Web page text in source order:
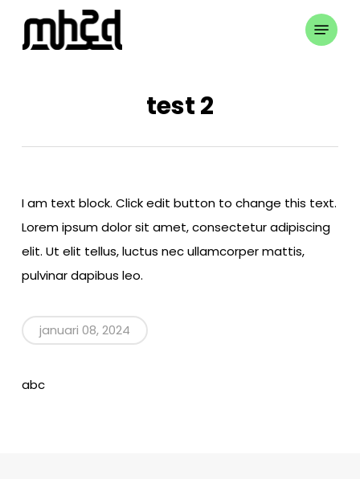
Menu
test 2
I am text block. Click edit button to change this text.
Lorem ipsum dolor sit amet, consectetur adipiscing
elit. Ut elit tellus, luctus nec ullamcorper mattis,
pulvinar dapibus leo.
januari 08, 2024
abc
Close